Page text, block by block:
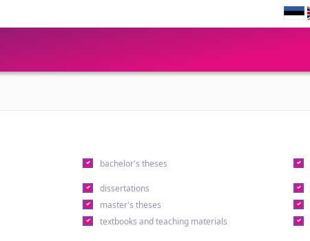
bachelor's theses
dissertations
master's theses
textbooks and teaching materials